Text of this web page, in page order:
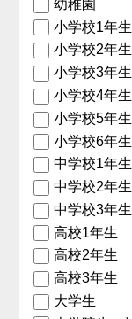
幼稚園
小学校1年生
小学校2年生
小学校3年生
小学校4年生
小学校5年生
小学校6年生
中学校1年生
中学校2年生
中学校3年生
高校1年生
高校2年生
高校3年生
大学生